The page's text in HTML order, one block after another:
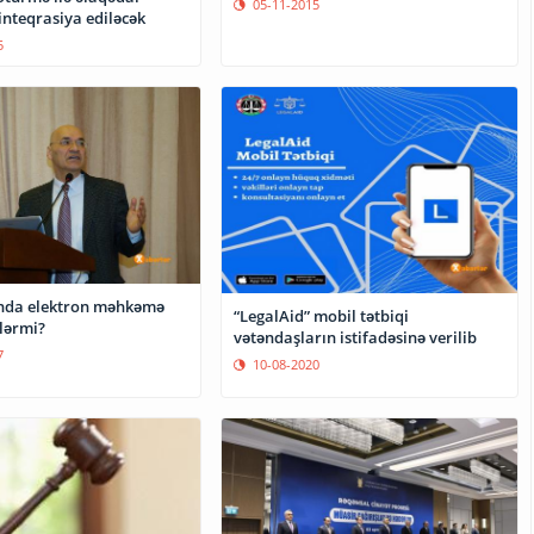
ediləcək
05-11-2015
elektron məhkəmə
“LegalAid” mobil tətbiqi
vətəndaşların istifadəsinə verilib
10-08-2020